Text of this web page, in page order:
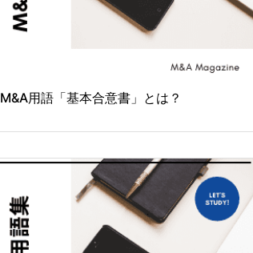
M&A用語「基本合意書」とは？